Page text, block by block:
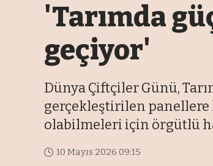
'Tarımda
geçiyor'
Dünya Çiftçiler Günü,
gerçekleştirilen panellere
olabilmeleri için örgütlü
10 Mayıs 2026 09:15